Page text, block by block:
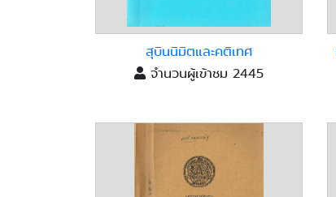
สุบินนิมิตและคติเทศ
จำนวนผู้เข้าชม 2445